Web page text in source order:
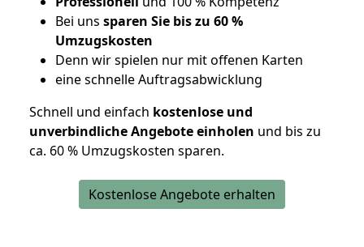
Bei uns sparen Sie bis zu 60 %
Umzugskosten
Denn wir spielen nur mit offenen Karten
eine schnelle Auftragsabwicklung
Schnell und einfach kostenlose und
unverbindliche Angebote einholen und bis zu
ca. 60 % Umzugskosten sparen.
Kostenlose Angebote erhalten